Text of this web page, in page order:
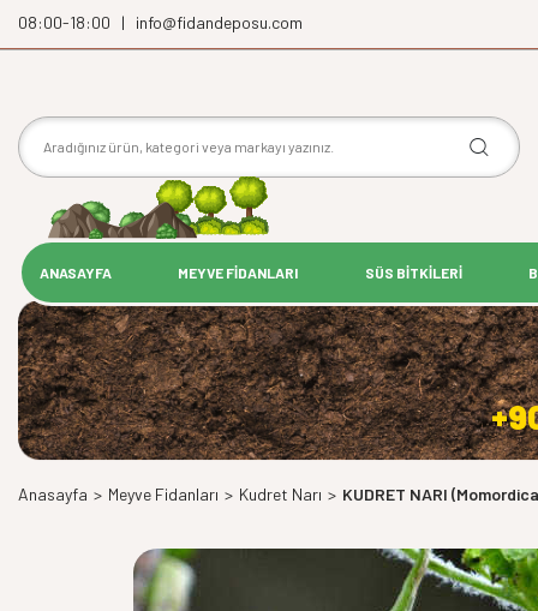
08:00-18:00 | info@fidandeposu.com
ANASAYFA MEYVE FİDANLARI SÜS BİTKİLERİ
Anasayfa > Meyve Fidanları > Kudret Narı > KUDRET NARI